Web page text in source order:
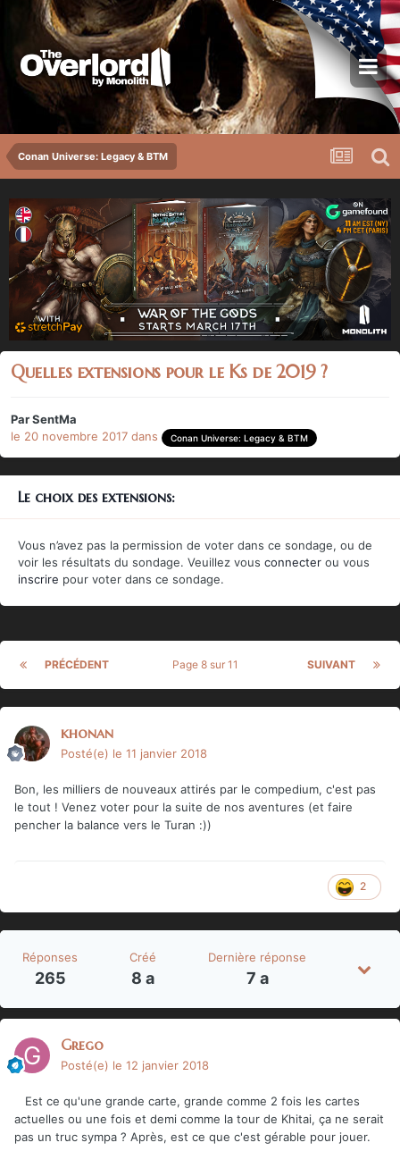
Conan Universe: Legacy & BTM
Quelles extensions pour le Ks de 2019 ?
ParSentMa
le 20 novembre 2017 dans Conan Universe: Legacy & BTM
Le choix des extensions:
Vous n’avez pas la permission de voter dans ce sondage, ou de
voir les résultats du sondage. Veuillez vous connecter ou vous
inscrire pour voter dans ce sondage.
PRÉCÉDENT SUIVANT
Page 8 sur 11
khonan
Posté(e) le 11 janvier 2018
Bon, les milliers de nouveaux attirés par le compedium, c'est pas
le tout ! Venez voter pour la suite de nos aventures (et faire
pencher la balance vers le Turan :))
2
Réponses
265
Créé
8 a
Dernière réponse
7 a
Grego
Posté(e) le 12 janvier 2018
Est ce qu'une grande carte, grande comme 2 fois les cartes
actuelles ou une fois et demi comme la tour de Khitai, ça ne serait
pas un truc sympa ? Après, est ce que c'est gérable pour jouer.